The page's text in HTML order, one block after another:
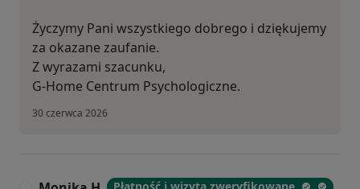
Życzymy Pani wszystkiego dobrego i dziękujemy
za okazane zaufanie.
Z wyrazami szacunku,
G-Home Centrum Psychologiczne.
30 czerwca 2026